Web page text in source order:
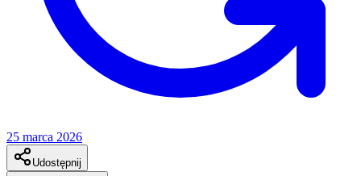
25 marca 2026
Udostępnij